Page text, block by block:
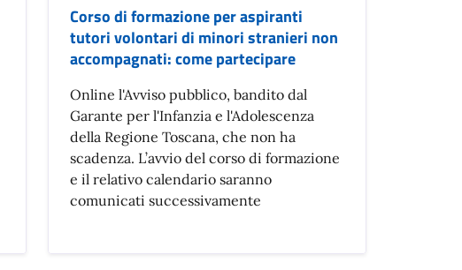
Corso di formazione per aspiranti
tutori volontari di minori stranieri non
accompagnati: come partecipare
Online l'Avviso pubblico, bandito dal
Garante per l'Infanzia e l'Adolescenza
della Regione Toscana, che non ha
scadenza. L’avvio del corso di formazione
e il relativo calendario saranno
comunicati successivamente